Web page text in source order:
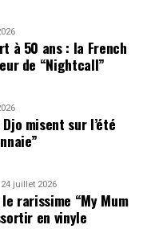
à 50 ans : la French
de “Nightcall”
misent sur l’été
24 juillet 2026
rarissime “My Mum
en vinyle